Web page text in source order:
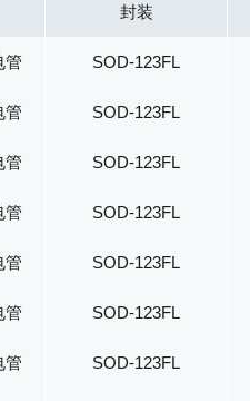
封装
管 SOD-123FL
管 SOD-123FL
管 SOD-123FL
管 SOD-123FL
管 SOD-123FL
管 SOD-123FL
管 SOD-123FL